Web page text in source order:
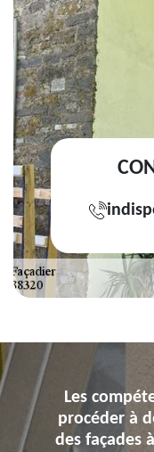
Les
procéder à
des façades